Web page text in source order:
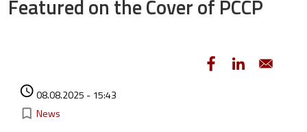
Featured on the Cover of PCCP
access_time08.08.2025 - 15:43
bookmark_border Kategorie
News